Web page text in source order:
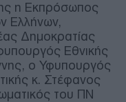
η Εκπρόσωπος
Ελλήνων,
Δημοκρατίας
Εθνικής
ο Υφυπουργός
κ. Στέφανος
του ΠΝ